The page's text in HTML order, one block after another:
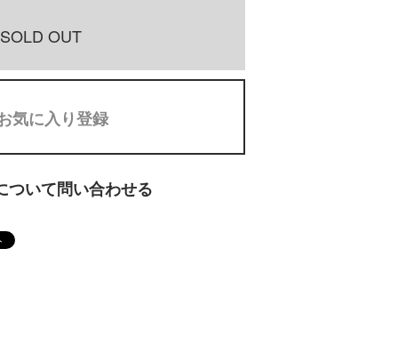
SOLD OUT
気に入り登録
ついて問い合わせる